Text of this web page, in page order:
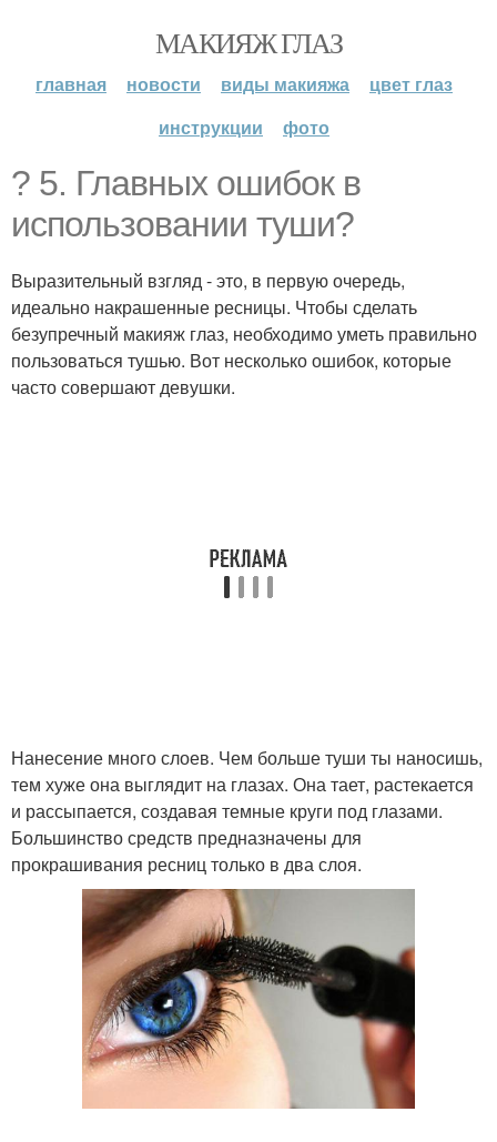
МАКИЯЖ ГЛАЗ
главная новости виды макияжа
цвет глаз
инструкции
фото
? 5. Главных ошибок в
использовании туши?
Выразительный взгляд - это, в первую очередь,
идеально накрашенные ресницы. Чтобы сделать
безупречный макияж глаз, необходимо уметь правильно
пользоваться тушью. Вот несколько ошибок, которые
часто совершают девушки.
Нанесение много слоев. Чем больше туши ты наносишь,
тем хуже она выглядит на глазах. Она тает, растекается
и рассыпается, создавая темные круги под глазами.
Большинство средств предназначены для
прокрашивания ресниц только в два слоя.